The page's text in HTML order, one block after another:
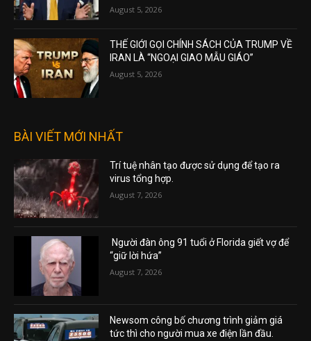
August 5, 2026
THẾ GIỚI GỌI CHÍNH SÁCH CỦA TRUMP VỀ
IRAN LÀ “NGOẠI GIAO MẪU GIÁO”
August 5, 2026
BÀI VIẾT MỚI NHẤT
Trí tuệ nhân tạo được sử dụng để tạo ra
virus tổng hợp.
August 7, 2026
Người đàn ông 91 tuổi ở Florida giết vợ để
“giữ lời hứa”
August 7, 2026
Newsom công bố chương trình giảm giá
tức thì cho người mua xe điện lần đầu.